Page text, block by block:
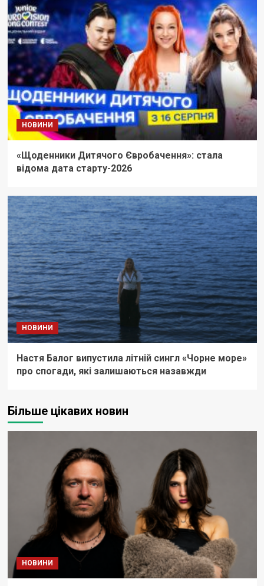
НОВИНИ
«Щоденники Дитячого Євробачення»: стала
відома дата старту-2026
НОВИНИ
Настя Балог випустила літній сингл «Чорне море»
про спогади, які залишаються назавжди
Більше цікавих новин
НОВИНИ